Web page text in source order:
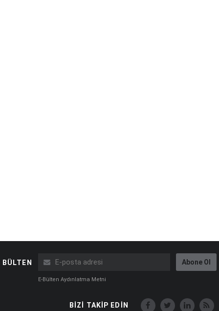
BÜLTEN Abone Ol
E-Bülten Aydınlatma Metni
BİZİ TAKİP EDİN